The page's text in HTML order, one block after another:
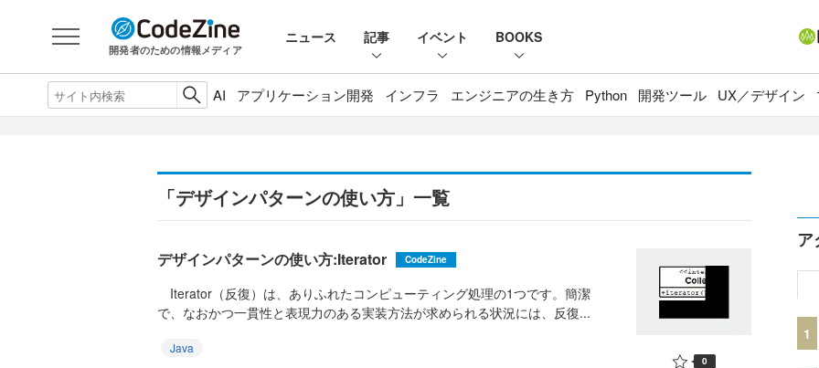
開発者のための情報メディア
ニュース 記事 イベント BOOKS
AI アプリケーション開発 インフラ エンジニアの生き方 Python 開発ツール UX／デザイン
「デザインパターンの使い方」一覧
デザインパターンの使い方:Iterator CodeZine
Iterator（反復）は、ありふれたコンピューティング処理の1つです。簡潔
で、なおかつ一貫性と表現力のある実装方法が求められる状況には、反復...
Java
0
ア
1